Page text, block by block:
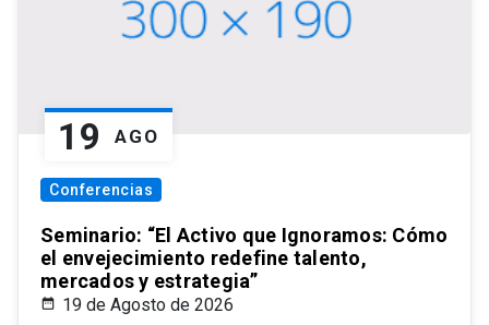
19 AGO
Conferencias
Seminario: “El Activo que Ignoramos: Cómo
el envejecimiento redefine talento,
mercados y estrategia”
19 de Agosto de 2026